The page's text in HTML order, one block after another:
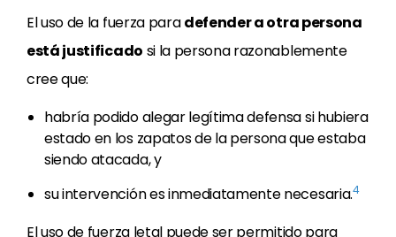
El uso de la fuerza paradefender a otra persona
está justificado si la persona razonablemente
cree que:
habría podido alegar legítima defensa si hubiera
estado en los zapatos de la persona que estaba
siendo atacada, y
su intervención es inmediatamente necesaria.4
El uso de fuerza letal puede ser permitido para